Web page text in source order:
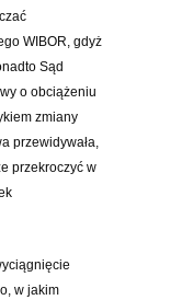
WIBOR, gdyż
Sąd
o obciążeniu
zmiany
przewidywała,
przekroczyć w
w jakim